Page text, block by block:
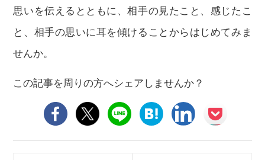
思いを伝えるとともに、相手の見たこと、感じたこ
と、相手の思いに耳を傾けることからはじめてみま
せんか。
この記事を周りの方へシェアしませんか？